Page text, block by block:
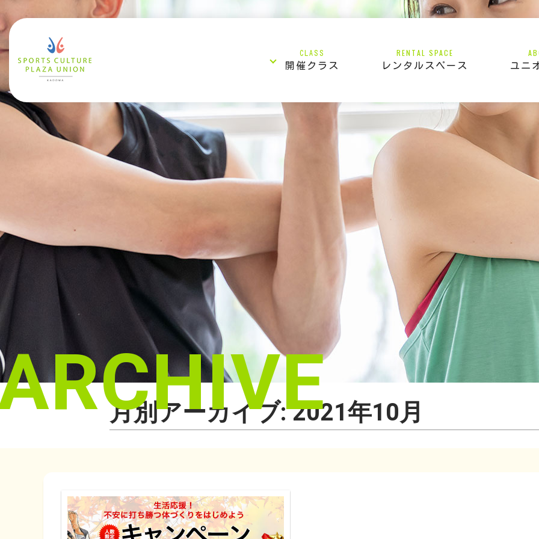
CLASS
開催クラス
RENTAL SPACE
レンタルスペース ユニ
月別アーカイブ: 2021年10月